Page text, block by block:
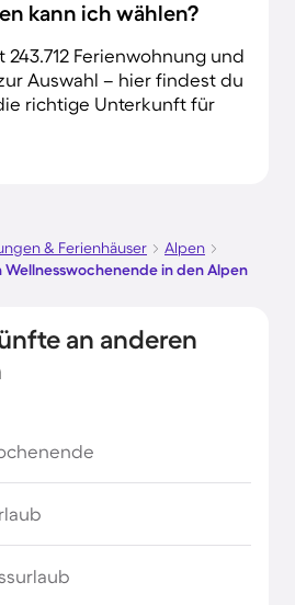
kann ich wählen?
Ferienwohnung und
Auswahl – hier findest du
richtige Unterkunft für
& Ferienhäuser
Alpen
in den Alpen
an anderen